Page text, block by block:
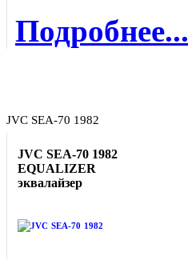
Подробнее...
JVC SEA-70 1982
JVC SEA-70 1982
EQUALIZER
эквалайзер